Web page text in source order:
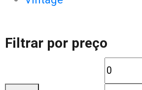
Filtrar por preço